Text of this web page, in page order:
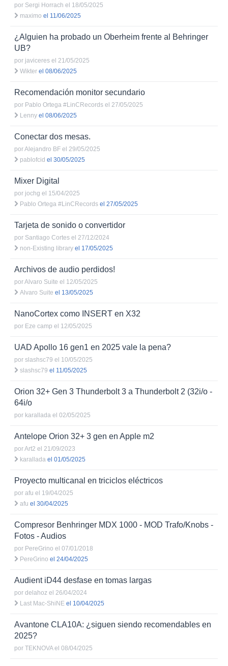
por Sergi Horrach el 18/05/2025
maximo el 11/06/2025
¿Alguien ha probado un Oberheim frente al Behringer
UB?
por javiceres el 21/05/2025
Wikter el 08/06/2025
Recomendación monitor secundario
por Pablo Ortega #LinCRecords el 27/05/2025
Lenny el 08/06/2025
Conectar dos mesas.
porAlejandro BF el 29/05/2025
pablofcid el 30/05/2025
Mixer Digital
por jochg el 15/04/2025
Pablo Ortega #LinCRecords el 27/05/2025
Tarjeta de sonido o convertidor
por Santiago Cortes el 27/12/2024
non-Existing library el 17/05/2025
Archivos de audio perdidos!
porAlvaro Suite el 12/05/2025
Alvaro Suite el 13/05/2025
NanoCortex como INSERT en X32
por Eze camp el 12/05/2025
UAD Apollo 16 gen1 en 2025 vale la pena?
por slashsc79 el 10/05/2025
slashsc79 el 11/05/2025
Orion 32+ Gen 3 Thunderbolt 3 a Thunderbolt 2 (32i/o -
64i/o
por karallada el 02/05/2025
Antelope Orion 32+ 3 gen en Apple m2
porArt2 el 21/09/2023
karallada el 01/05/2025
Proyecto multicanal en triciclos eléctricos
por afu el 19/04/2025
afu el 30/04/2025
Compresor Benhringer MDX 1000 - MOD Trafo/Knobs -
Fotos - Audios
por PereGrino el 07/01/2018
PereGrino el 24/04/2025
Audient iD44 desfase en tomas largas
por delahoz el 26/04/2024
Last Mac-ShiNE el 10/04/2025
Avantone CLA10A: ¿siguen siendo recomendables en
2025?
por TEKNOVAel 08/04/2025